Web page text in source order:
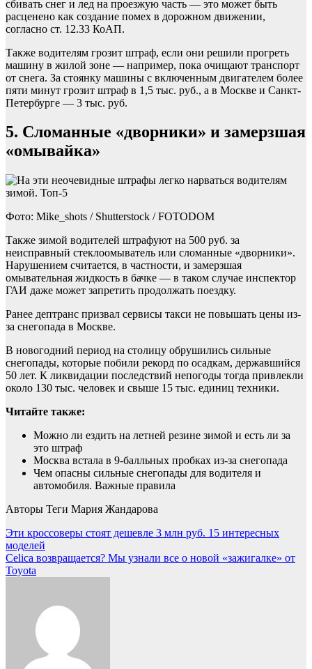
сбивать снег и лед на проезжую часть — это может быть
расценено как создание помех в дорожном движении,
согласно ст. 12.33 КоАП.
Также водителям грозит штраф, если они решили прогреть
машину в жилой зоне — например, пока очищают транспорт
от снега. За стоянку машины с включенным двигателем более
пяти минут грозит штраф в 1,5 тыс. руб., а в Москве и Санкт-
Петербурге — 3 тыс. руб.
5. Сломанные «дворники» и замерзшая
«омывайка»
Фото: Mike_shots / Shutterstock / FOTODOM
Также зимой водителей штрафуют на 500 руб. за
неисправный стеклоомыватель или сломанные «дворники».
Нарушением считается, в частности, и замерзшая
омывательная жидкость в бачке — в таком случае инспектор
ГАИ даже может запретить продолжать поездку.
Ранее дептранс призвал сервисы такси не повышать цены из-
за снегопада в Москве.
В новогодний период на столицу обрушились сильные
снегопады, которые побили рекорд по осадкам, державшийся
50 лет. К ликвидации последствий непогоды тогда привлекли
около 130 тыс. человек и свыше 15 тыс. единиц техники.
Читайте также:
Можно ли ездить на летней резине зимой и есть ли за
это штраф
Москва встала в 9-балльных пробках из-за снегопада
Чем опасны сильные снегопады для водителя и
автомобиля. Важные правила
Авторы Теги Мария Жандарова
Навигация
по
записям
Эти кроссоверы стоят дешевле 3 млн руб. 15 интересных
моделей
Celica возвращается? Мы узнали все о новой «зажигалке» от
Toyota